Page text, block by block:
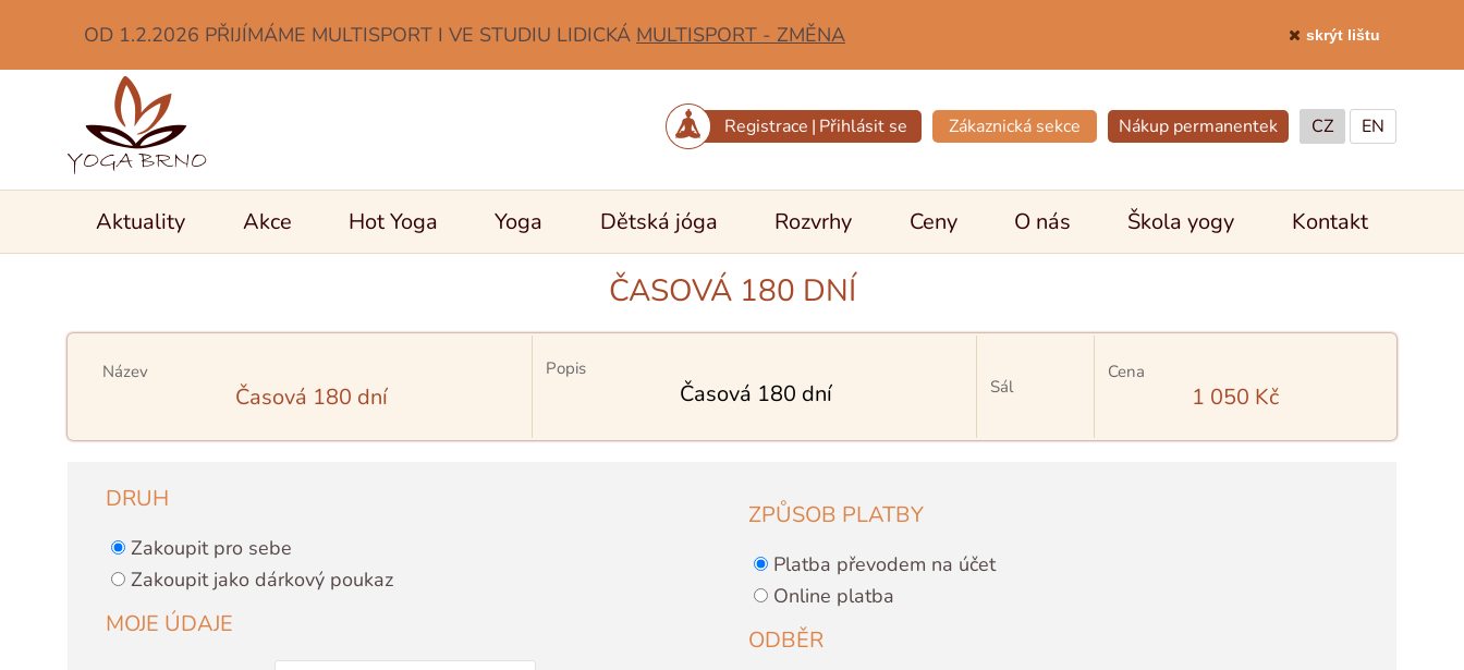
OD 1.2.2026 PŘIJÍMÁME MULTISPORT I VE STUDIU LIDICKÁ MULTISPORT - ZMĚNA skrýt lištu
Registrace | Přihlásit se Zákaznická sekce Nákup permanentek CZ EN
Aktuality Akce Hot Yoga Yoga Dětská jóga Rozvrhy Ceny O nás Škola yogy Kontakt
ČASOVÁ 180 DNÍ
Název
Časová 180 dní
Popis
Časová 180 dní Sál
Cena
1 050 Kč
DRUH
Zakoupit pro sebe
Zakoupit jako dárkový poukaz
MOJE ÚDAJE
ZPŮSOB PLATBY
Platba převodem na účet
Online platba
ODBĚR